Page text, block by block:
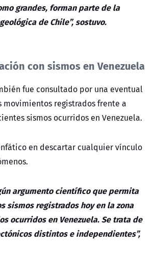
grandes, forman parte de la
de Chile”, sostuvo.
con sismos en Venezuela
fue consultado por una eventual
registrados frente a
sismos ocurridos en Venezuela.
en descartar cualquier vínculo
argumento científico que permita
sismos registrados hoy en la zona
ocurridos en Venezuela. Se trata de
distintos e independientes”,